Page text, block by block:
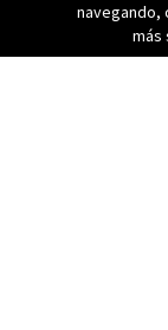
navegando,
más